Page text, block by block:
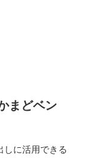
まどベン
しに活用できる